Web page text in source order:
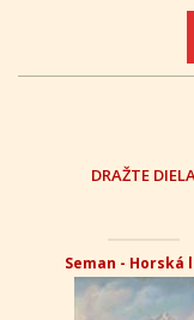
DRAŽTE
Seman - Horská